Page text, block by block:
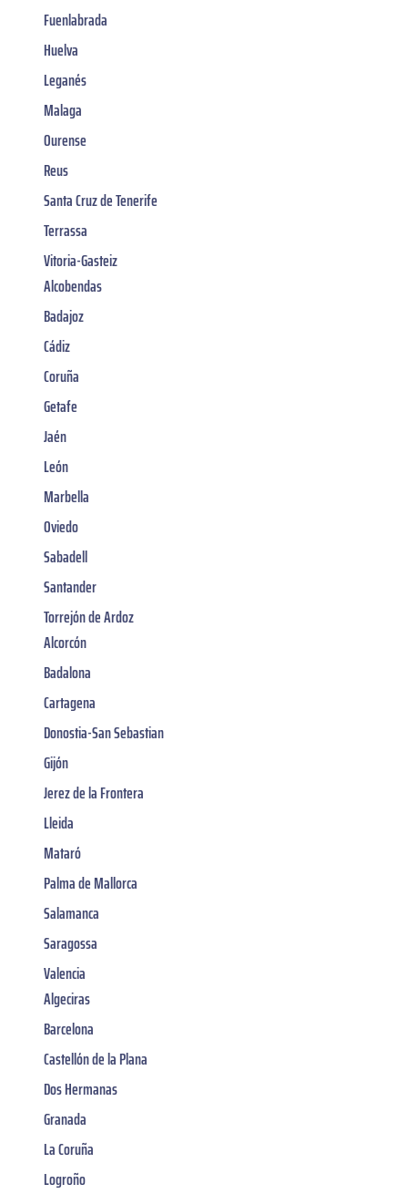
Fuenlabrada
Huelva
Leganés
Malaga
Ourense
Reus
Santa Cruz de Tenerife
Terrassa
Vitoria-Gasteiz
Alcobendas
Badajoz
Cádiz
Coruña
Getafe
Jaén
León
Marbella
Oviedo
Sabadell
Santander
Torrejón de Ardoz
Alcorcón
Badalona
Cartagena
Donostia-San Sebastian
Gijón
Jerez de la Frontera
Lleida
Mataró
Palma de Mallorca
Salamanca
Saragossa
Valencia
Algeciras
Barcelona
Castellón de la Plana
Dos Hermanas
Granada
La Coruña
Logroño